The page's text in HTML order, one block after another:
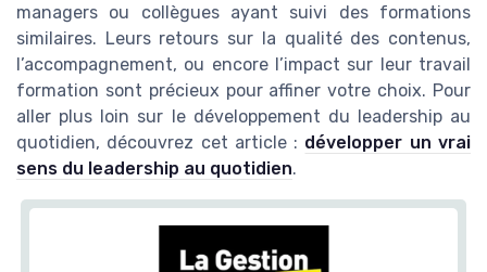
managers ou collègues ayant suivi des formations
similaires. Leurs retours sur la qualité des contenus,
l’accompagnement, ou encore l’impact sur leur travail
formation sont précieux pour affiner votre choix. Pour
aller plus loin sur le développement du leadership au
quotidien, découvrez cet article : développer un vrai
sens du leadership au quotidien.